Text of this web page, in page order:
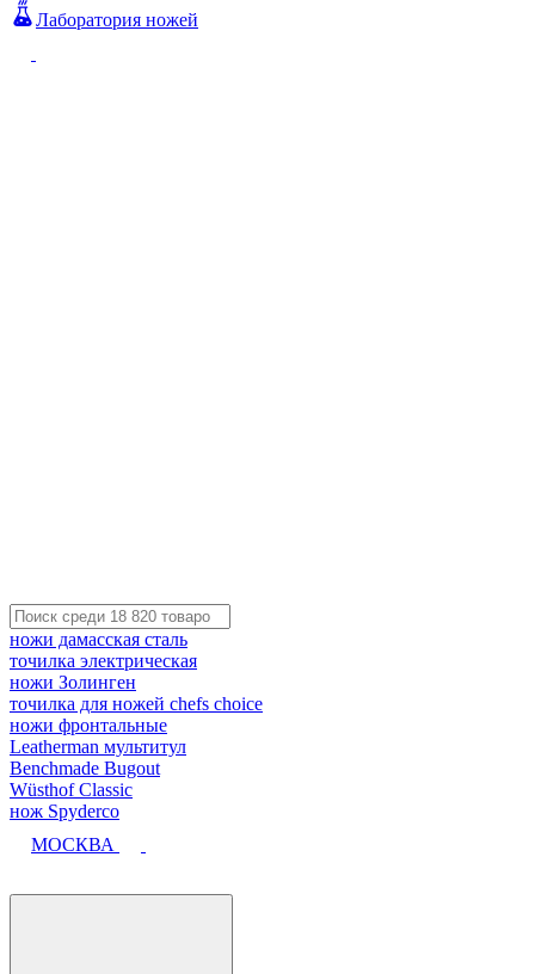
Лаборатория ножей
ножи дамасская сталь
точилка электрическая
ножи Золинген
точилка для ножей chefs choice
ножи фронтальные
Leatherman мультитул
Benchmade Bugout
Wüsthof Classic
нож Spyderco
МОСКВА